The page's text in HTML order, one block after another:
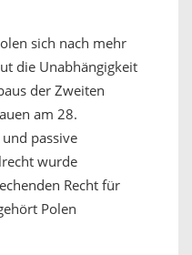
sich nach mehr
die Unabhängigkeit
der Zweiten
am 28.
passive
wurde
Recht für
Polen